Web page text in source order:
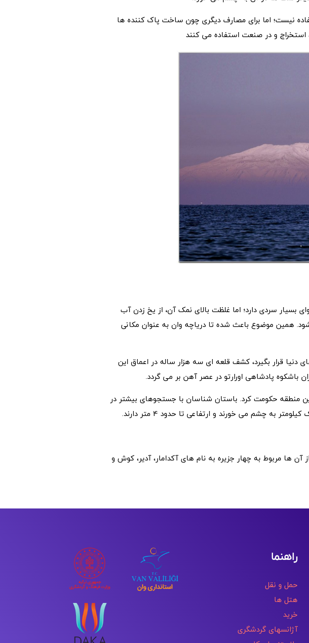
نیست؛ اما برای مصارف دیگری چون ساخت پاک کننده ها
استخراج و در صنعت استفاده می کنند
بسیار سردی دارد؛ اما غلظت بالای نمک آن، از یخ زدن آب
همین موضوع باعث شده تا دریاچه وان به عنوان مکانی
دنیا قرار بگیرد، کشف قلعه ای سه هزار ساله در اعماق این
باشکوه پادشاهی اورارتو در عصر آهن بر می گردد.
وان و ارومیه گسترده بود و نزدیک 270 سال در این منطقه حکومت کرد. باستان شناسان با جستجوهای بیشتر در
به چشم می خورند و ارتفاعی تا حدود 4 متر دارند.
ها مربوط به چهار جزیره به نام های آکدامار، آدیر، کوش و
راهنما
حمل و نقل
هتل ها
خرید
آژانسهای گردشگری